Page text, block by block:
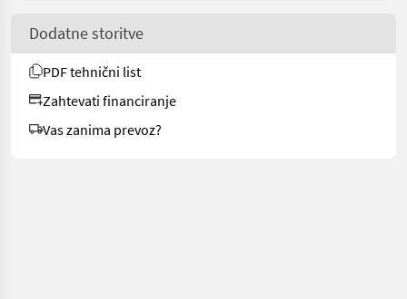
Dodatne storitve
PDF tehnični list
Zahtevati financiranje
Vas zanima prevoz?